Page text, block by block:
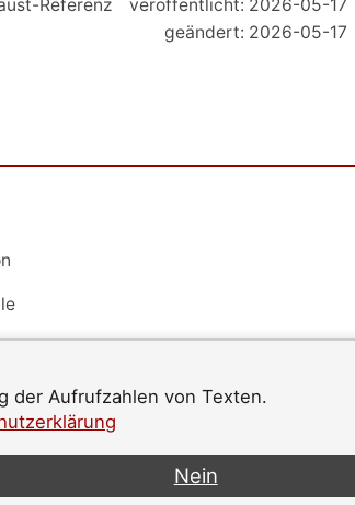
Referenz
veröffentlicht: 2026-05-17
geändert: 2026-05-17
Impressum
der Aufrufzahlen von Texten.
Nein